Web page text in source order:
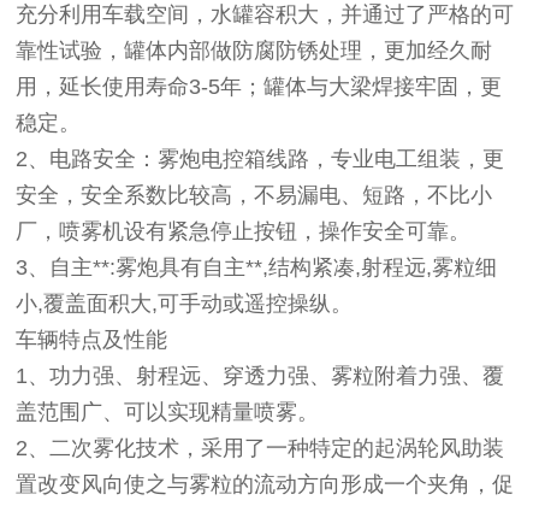
充分利用车载空间，水罐容积大，并通过了严格的可
靠性试验，罐体内部做防腐防锈处理，更加经久耐
用，延长使用寿命3-5年；罐体与大梁焊接牢固，更
稳定。
2、电路安全 ：雾炮电控箱线路，专业电工组装，更
安全，安全系数比较高，不易漏电、短路，不比小
厂，喷雾机设有紧急停止按钮，操作安全可靠。
3、自主**:雾炮具有自主**,结构紧凑,射程远,雾粒细
小,覆盖面积大,可手动或遥控操纵。
车辆特点及性能
1、功力强、射程远、穿透力强、雾粒附着力强、覆
盖范围广、可以实现精量喷雾。
2、二次雾化技术，采用了一种特定的起涡轮风助装
置改变风向使之与雾粒的流动方向形成一个夹角，促